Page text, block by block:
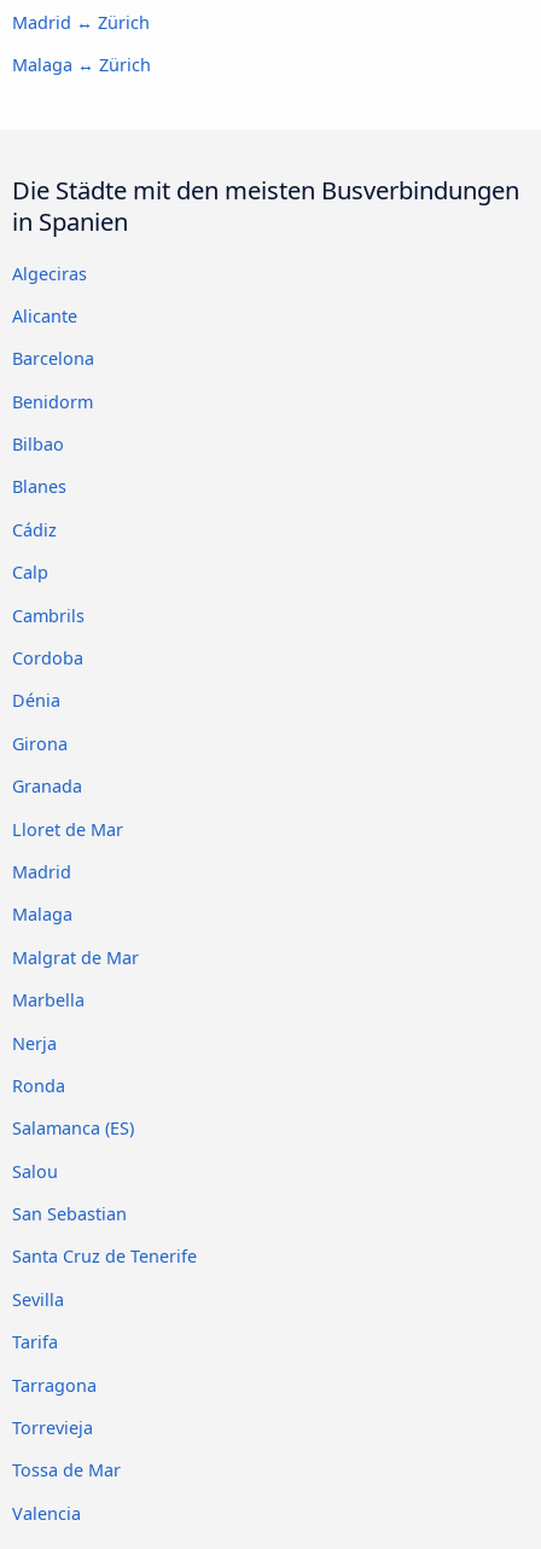
Madrid ↔ Zürich
Malaga ↔ Zürich
Die Städte mit den meisten Busverbindungen
in Spanien
Algeciras
Alicante
Barcelona
Benidorm
Bilbao
Blanes
Cádiz
Calp
Cambrils
Cordoba
Dénia
Girona
Granada
Lloret de Mar
Madrid
Malaga
Malgrat de Mar
Marbella
Nerja
Ronda
Salamanca (ES)
Salou
San Sebastian
Santa Cruz de Tenerife
Sevilla
Tarifa
Tarragona
Torrevieja
Tossa de Mar
Valencia